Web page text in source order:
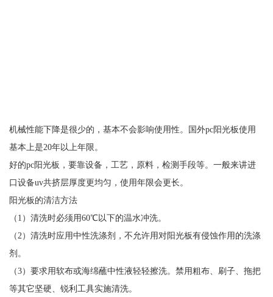
机械性能下降是很少的，基本不会影响使用性。国外pc阳光板使用
基本上是20年以上年限。
好的pc阳光板，要靠设备，工艺，原料，检测手段等。一般来讲进
口设备uv共挤层厚度更均匀，使用年限会更长。
阳光板的清洁方法
（1）清洗时必须用60℃以下的温水冲洗。
（2）清洗时应用中性洗涤剂，不允许用对阳光板有侵蚀作用的洗涤
剂。
（3）要求用软布或海绵蘸中性液轻轻擦洗。禁用粗布、刷子、拖把
等其它坚硬、锐利工具实施清洗。